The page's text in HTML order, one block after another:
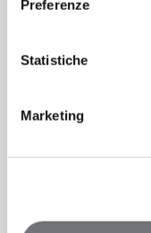
Preferenze
Statistiche
Marketing
7325S